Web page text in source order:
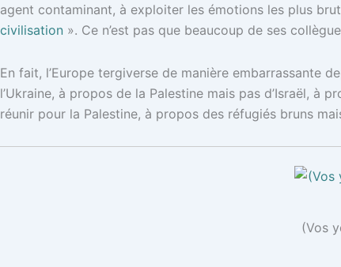
agent contaminant, à exploiter les émotions les plus
civilisation ». Ce n’est pas que beaucoup de ses
En fait, l’Europe tergiverse de manière embarrassante
l’Ukraine, à propos de la Palestine mais pas d’Israël, à
réunir pour la Palestine, à propos des réfugiés bruns
(Vos